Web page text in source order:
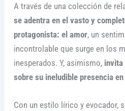
A través de una colección de
se adentra en el vasto y
protagonista: el amor, un
incontrolable que surge en los
inesperados. Y, asimismo, invita
sobre su ineludible presencia
Con un estilo lírico y evocador,